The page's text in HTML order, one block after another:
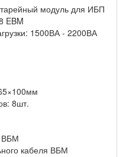
модуль для ИБП
EBM
1500ВА - 2200ВА
8шт.
ВБМ
кабеля ВБМ